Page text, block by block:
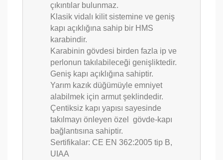
çıkıntılar bulunmaz.
Klasik vidalı kilit sistemine ve geniş
kapı açıklığına sahip bir HMS
karabindir.
Karabinin gövdesi birden fazla ip ve
perlonun takılabileceği genişliktedir.
Geniş kapı açıklığına sahiptir.
Yarım kazık düğümüyle emniyet
alabilmek için armut şeklindedir.
Çentiksiz kapı yapısı sayesinde
takılmayı önleyen özel gövde-kapı
bağlantısına sahiptir.
Sertifikalar: CE EN 362:2005 tip B,
UIAA